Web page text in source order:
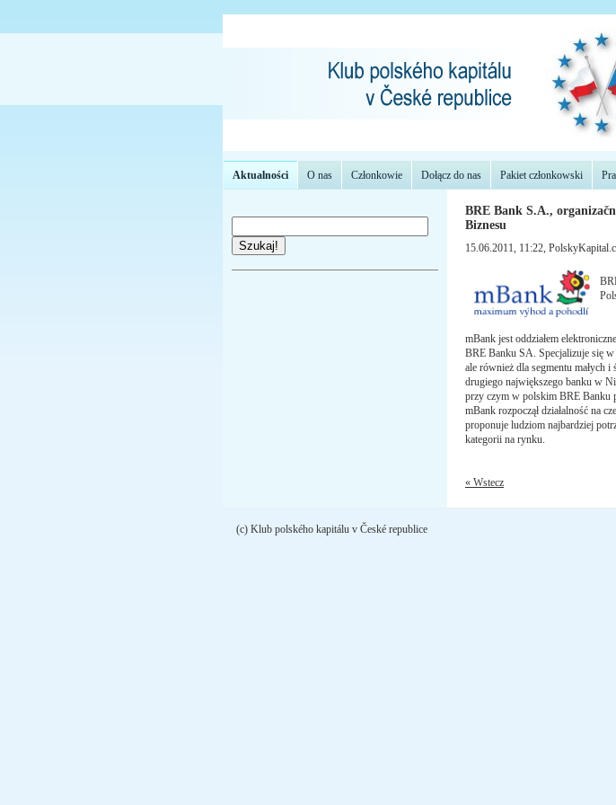
Aktualności O nas Członkowie Dołącz do nas Pakiet członkowski
Szukaj!
BRE Bank S.A.,
Biznesu
15.06.2011, 11:22,
mBank jest oddziałem
BRE Banku SA. Specjalizuje się
ale również dla segmentu małych
drugiego największego banku w
przy czym w polskim BRE Banku
mBank rozpoczął działalność na
proponuje ludziom najbardziej
kategorii na rynku.
« Wstecz
(c) Klub polského kapitálu v České republice